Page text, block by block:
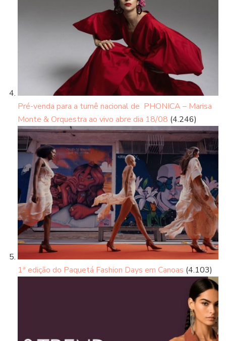
Pré-venda para a turnê nacional de PHONICA – Marisa
Monte & Orquestra ao vivo abre dia 18/08 (4.246)
1ª edição do Paquetá Fashion Days em Canoas (4.103)